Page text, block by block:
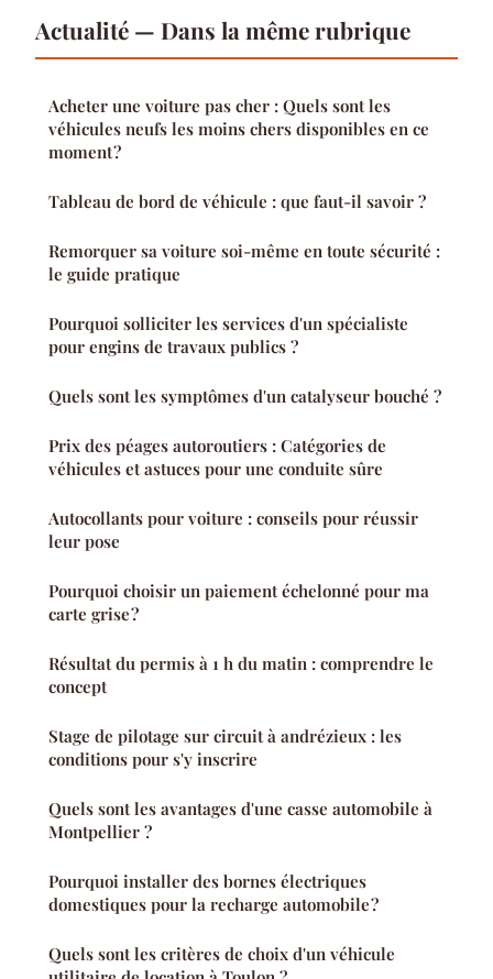
Actualité — Dans la même rubrique
Acheter une voiture pas cher : Quels sont les
véhicules neufs les moins chers disponibles en ce
moment ?
Tableau de bord de véhicule : que faut-il savoir ?
Remorquer sa voiture soi-même en toute sécurité :
le guide pratique
Pourquoi solliciter les services d'un spécialiste
pour engins de travaux publics ?
Quels sont les symptômes d'un catalyseur bouché ?
Prix des péages autoroutiers : Catégories de
véhicules et astuces pour une conduite sûre
Autocollants pour voiture : conseils pour réussir
leur pose
Pourquoi choisir un paiement échelonné pour ma
carte grise ?
Résultat du permis à 1 h du matin : comprendre le
concept
Stage de pilotage sur circuit à andrézieux : les
conditions pour s'y inscrire
Quels sont les avantages d'une casse automobile à
Montpellier ?
Pourquoi installer des bornes électriques
domestiques pour la recharge automobile ?
Quels sont les critères de choix d'un véhicule